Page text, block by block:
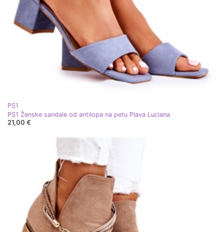
PS1
PS1 Ženske sandale od antilopa na petu Plava Luciana
21,00 €